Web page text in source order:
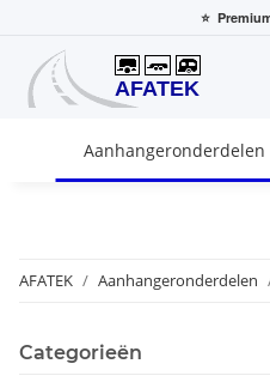
⭐
Aanhangeronderdelen
AFATEK Aanhangeronderdelen
Categorieën